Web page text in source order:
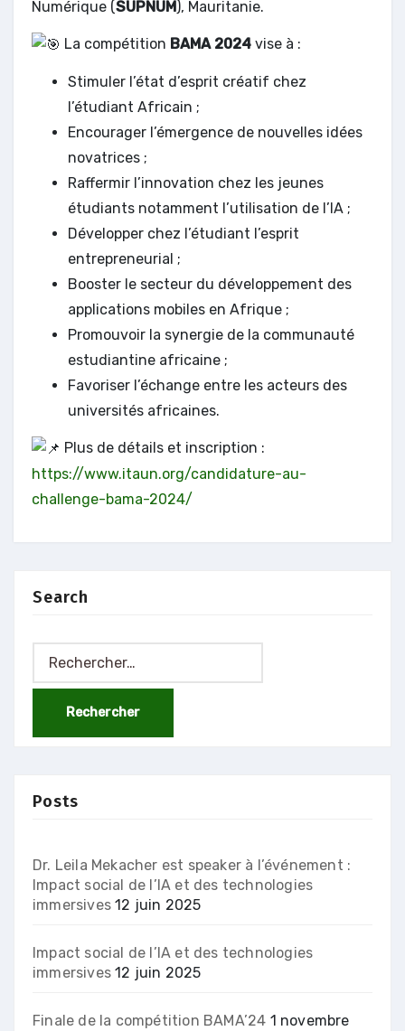
Numérique (SUPNUM), Mauritanie.
La compétition BAMA 2024 vise à :
Stimuler l’état d’esprit créatif chez
l’étudiant Africain ;
Encourager l’émergence de nouvelles idées
novatrices ;
Raffermir l’innovation chez les jeunes
étudiants notamment l’utilisation de l’IA ;
Développer chez l’étudiant l’esprit
entrepreneurial ;
Booster le secteur du développement des
applications mobiles en Afrique ;
Promouvoir la synergie de la communauté
estudiantine africaine ;
Favoriser l’échange entre les acteurs des
universités africaines.
Plus de détails et inscription :
https://www.itaun.org/candidature-au-
challenge-bama-2024/
Search
Rechercher :
Posts
Dr. Leila Mekacher est speaker à l’événement :
Impact social de l’IA et des technologies
immersives 12 juin 2025
Impact social de l’IA et des technologies
immersives 12 juin 2025
Finale de la compétition BAMA’24 1 novembre